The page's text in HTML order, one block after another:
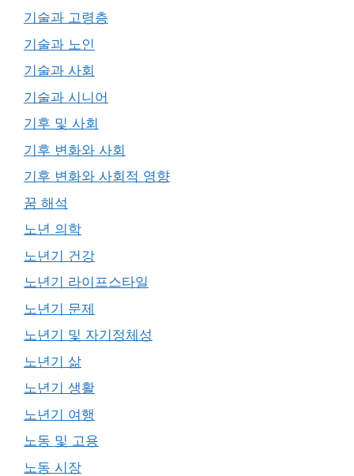
기술과 고령층
기술과 노인
기술과 사회
기술과 시니어
기후 및 사회
기후 변화와 사회
기후 변화와 사회적 영향
꿈 해석
노년 의학
노년기 건강
노년기 라이프스타일
노년기 문제
노년기 및 자기정체성
노년기 삶
노년기 생활
노년기 여행
노동 및 고용
노동 시장